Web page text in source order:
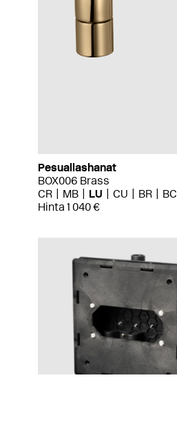
Pesuallashanat
BOX006 Brass
CR
MB LU CU BR BC
Hinta 1 040 €